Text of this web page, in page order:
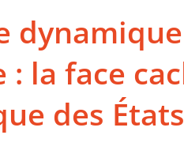
la face
des